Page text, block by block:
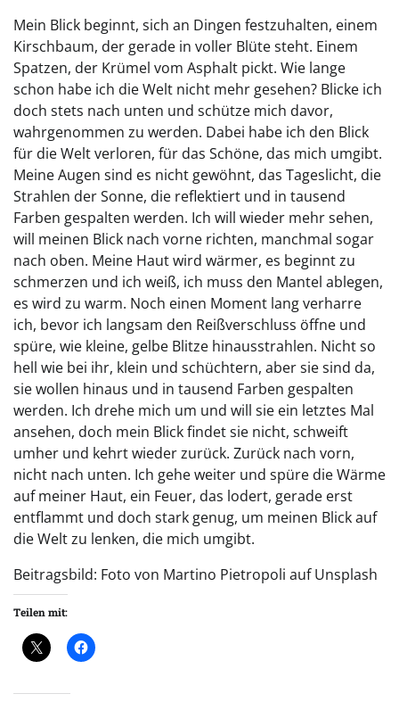
Mein Blick beginnt, sich an Dingen festzuhalten, einem
Kirschbaum, der gerade in voller Blüte steht. Einem
Spatzen, der Krümel vom Asphalt pickt. Wie lange
schon habe ich die Welt nicht mehr gesehen? Blicke ich
doch stets nach unten und schütze mich davor,
wahrgenommen zu werden. Dabei habe ich den Blick
für die Welt verloren, für das Schöne, das mich umgibt.
Meine Augen sind es nicht gewöhnt, das Tageslicht, die
Strahlen der Sonne, die reflektiert und in tausend
Farben gespalten werden. Ich will wieder mehr sehen,
will meinen Blick nach vorne richten, manchmal sogar
nach oben. Meine Haut wird wärmer, es beginnt zu
schmerzen und ich weiß, ich muss den Mantel ablegen,
es wird zu warm. Noch einen Moment lang verharre
ich, bevor ich langsam den Reißverschluss öffne und
spüre, wie kleine, gelbe Blitze hinausstrahlen. Nicht so
hell wie bei ihr, klein und schüchtern, aber sie sind da,
sie wollen hinaus und in tausend Farben gespalten
werden. Ich drehe mich um und will sie ein letztes Mal
ansehen, doch mein Blick findet sie nicht, schweift
umher und kehrt wieder zurück. Zurück nach vorn,
nicht nach unten. Ich gehe weiter und spüre die Wärme
auf meiner Haut, ein Feuer, das lodert, gerade erst
entflammt und doch stark genug, um meinen Blick auf
die Welt zu lenken, die mich umgibt.
Beitragsbild: Foto von Martino Pietropoli auf Unsplash
Teilen mit: